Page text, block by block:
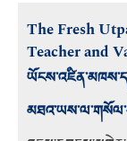
The Fresh
Teacher and